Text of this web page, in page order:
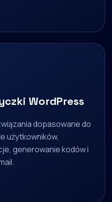
WordPress
dopasowane do
użytkowników,
generowanie kodów i